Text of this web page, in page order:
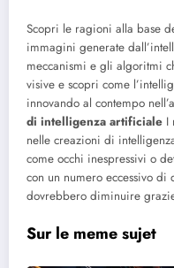
Scopri le ragioni alla base
immagini generate
meccanismi e gli algoritmi
visive e scopri come
innovando al contempo
di intelligenza artificiale I
nelle creazioni di
come occhi inespressivi o
con un numero eccessivo
dovrebbero diminuire
Sur le meme sujet